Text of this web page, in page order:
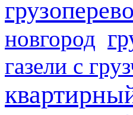
новгород
газели с